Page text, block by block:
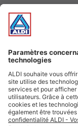
Offres
Infos essentielles
Suivez